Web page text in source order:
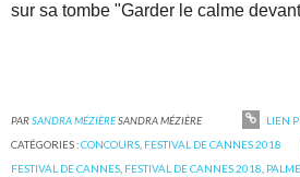
sur sa tombe "Garder le calme
PARSANDRA MÉZIÈRESANDRA MÉZIÈRE LIEN
CATÉGORIES :CONCOURS FESTIVAL DE CANNES 2018
FESTIVAL DE CANNES FESTIVAL DE CANNES 2018